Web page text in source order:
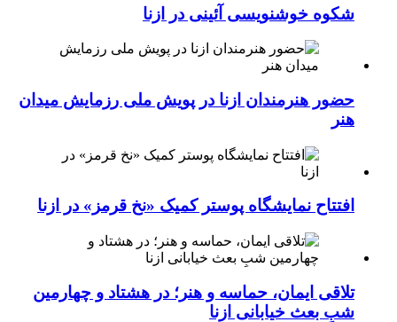
شکوه خوشنویسی آئینی در ازنا
حضور هنرمندان ازنا در پویش ملی رزمایش میدان
هنر
افتتاح نمایشگاه پوستر کمیک «نخ قرمز» در ازنا
تلاقی ایمان، حماسه و هنر؛ در هشتاد و چهارمین
شبِ بعث خیابانی ازنا